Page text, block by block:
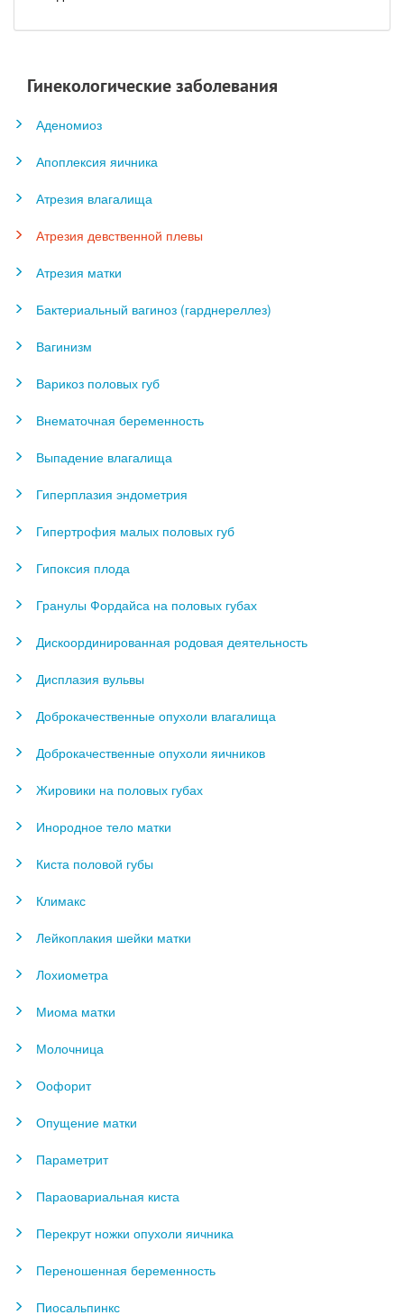
Гинекологические заболевания
Аденомиоз
Апоплексия яичника
Атрезия влагалища
Атрезия девственной плевы
Атрезия матки
Бактериальный вагиноз (гарднереллез)
Вагинизм
Варикоз половых губ
Внематочная беременность
Выпадение влагалища
Гиперплазия эндометрия
Гипертрофия малых половых губ
Гипоксия плода
Гранулы Фордайса на половых губах
Дискоординированная родовая деятельность
Дисплазия вульвы
Доброкачественные опухоли влагалища
Доброкачественные опухоли яичников
Жировики на половых губах
Инородное тело матки
Киста половой губы
Климакс
Лейкоплакия шейки матки
Лохиометра
Миома матки
Молочница
Оофорит
Опущение матки
Параметрит
Параовариальная киста
Перекрут ножки опухоли яичника
Переношенная беременность
Пиосальпинкс